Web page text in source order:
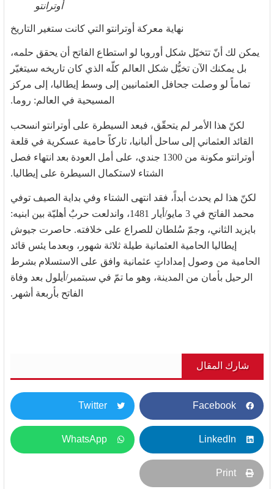
أوترانتو
نهاية معركة أوترانتو التي كانت ستغير التاريخ
يمكن لك أنّ تتخيّل شكل أوروبا لو استطاع الفاتح أن يحقق حلمه،
بل يمكنك الآن تخيُّل شكل العالم كلّه الذي كان تاريخه سيتغيّر
تماماً لو وصلت جحافل العثمانيين إلى وسط إيطاليا، إلى مركز
المسيحية في العالم: روما.
لكنّ هذا الأمر لم يتحقّق، فبعد السيطرة على أوترانتو انسحب
القائد العثماني إلى ساحل ألبانيا، تاركاً حامية عسكرية في قلعة
أوترانتو مكونة من 1300 جندي، على أمل العودة بعد انتهاء فصل
الشتاء لاستكمال السيطرة على إيطاليا.
لكنّ هذا لم يحدث أبداً، فقد انتهى الشتاء وفي بداية الصيف توفي
محمد الفاتح في 3 مايو/أيار 1481، واندلعت حربٌ أهليّة بين ابنيه:
بايزيد الثاني، وجمّ سُلطان للصراع على خلافته. حاصرت جيوش
إيطاليا الحامية العثمانية طيلة ثلاثة شهور، وبعدما يئس قائد
الحامية من وصول إمداداتٍ عثمانية وافق على الاستسلام بشرط
الرحيل بأمان من المدينة، وهو ما تمّ في سبتمبر/أيلول بعد وفاة
الفاتح بأربعة أشهر.
شارك المقال
Facebook
Twitter
LinkedIn
WhatsApp
Print